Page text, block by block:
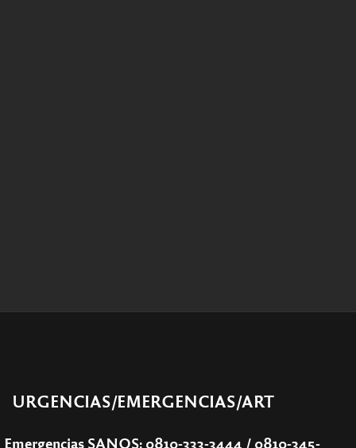
URGENCIAS/EMERGENCIAS/ART
Emergencias SANOS: 0810-333-3444 / 0810-345-